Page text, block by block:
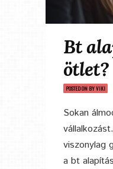
Bt
ötlet?
POSTED ON BYVIKI
Sokan
viszonylag
a bt